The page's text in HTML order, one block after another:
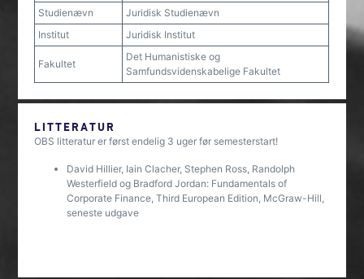
Studienævn
Juridisk Studienævn
Institut
Juridisk Institut
Fakultet
Det Humanistiske og
Samfundsvidenskabelige Fakultet
LITTERATUR
OBS litteratur er først endelig 3 uger før semesterstart!
David Hillier, Iain Clacher, Stephen Ross, Randolph
Westerfield og Bradford Jordan: Fundamentals of
Corporate Finance, Third European Edition, McGraw-Hill,
seneste udgave